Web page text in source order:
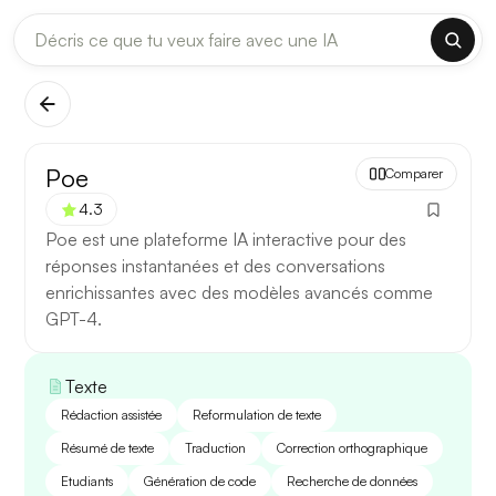
✕
DERNIÈRES MISES À JOUR MODÈLES
Claude
[TEST] Claude Opus 4.8 : ce qui change
5 août 2026
Anthropic met à jour Claude Opus le 2 août 2026. Cette
version porte sur la longueur de contexte, la fiabilité des
réponses longues et la vitesse de première réponse.
Contexte étendu
Réponses longues
— moins de pertes de fil sur les
Poe
4.3
Poe est une plateforme IA interactive pour des
réponses instantanées et des conversations
enrichissantes avec des modèles avancés comme
GPT-4.
Comparer
Texte
Rédaction assistée
Reformulation de texte
Résumé de texte
Traduction
Correction orthographique
Etudiants
Génération de code Recherche de données